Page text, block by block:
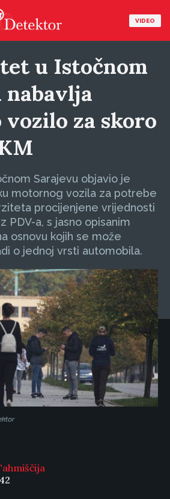
VIDEO
u Istočnom
nabavlja
vozilo za skoro
Sarajevu objavio je
motornog vozila za potrebe
procijenjene vrijednosti
PDV-a, s jasno opisanim
osnovu kojih se može
o jednoj vrsti automobila.